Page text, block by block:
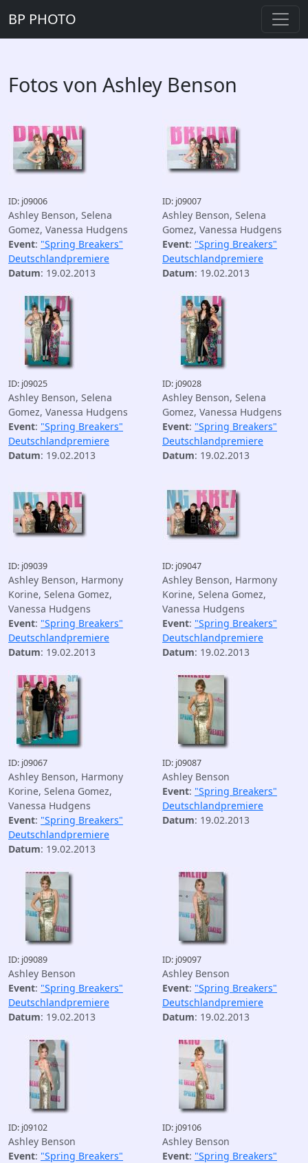
BP PHOTO
Fotos von Ashley Benson
ID: j09006
Ashley Benson, Selena
Gomez, Vanessa Hudgens
Event: "Spring Breakers"
Deutschlandpremiere
Datum: 19.02.2013
ID: j09007
Ashley Benson, Selena
Gomez, Vanessa Hudgens
Event: "Spring Breakers"
Deutschlandpremiere
Datum: 19.02.2013
ID: j09025
Ashley Benson, Selena
Gomez, Vanessa Hudgens
Event: "Spring Breakers"
Deutschlandpremiere
Datum: 19.02.2013
ID: j09028
Ashley Benson, Selena
Gomez, Vanessa Hudgens
Event: "Spring Breakers"
Deutschlandpremiere
Datum: 19.02.2013
ID: j09039
Ashley Benson, Harmony
Korine, Selena Gomez,
Vanessa Hudgens
Event: "Spring Breakers"
Deutschlandpremiere
Datum: 19.02.2013
ID: j09047
Ashley Benson, Harmony
Korine, Selena Gomez,
Vanessa Hudgens
Event: "Spring Breakers"
Deutschlandpremiere
Datum: 19.02.2013
ID: j09067
Ashley Benson, Harmony
Korine, Selena Gomez,
Vanessa Hudgens
Event: "Spring Breakers"
Deutschlandpremiere
Datum: 19.02.2013
ID: j09087
Ashley Benson
Event: "Spring Breakers"
Deutschlandpremiere
Datum: 19.02.2013
ID: j09089
Ashley Benson
Event: "Spring Breakers"
Deutschlandpremiere
Datum: 19.02.2013
ID: j09097
Ashley Benson
Event: "Spring Breakers"
Deutschlandpremiere
Datum: 19.02.2013
ID: j09102
Ashley Benson
Event: "Spring Breakers"
ID: j09106
Ashley Benson
Event: "Spring Breakers"